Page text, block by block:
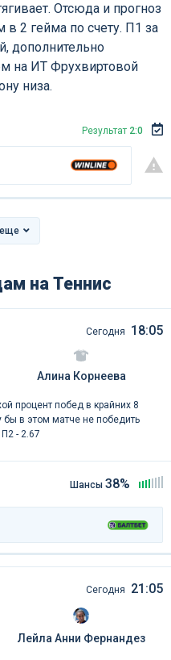
Отсюда и прогноз
2 гейма по счету. П1 за
дополнительно
на ИТ Фрухвиртовой
низа.
Результат 2:0
еще
на Теннис
Сегодня 18:05
Алина Корнеева
процент побед в крайних 8
в этом матче не победить
- 2.67
Шансы 38%
Сегодня 21:05
Лейла Анни Фернандез